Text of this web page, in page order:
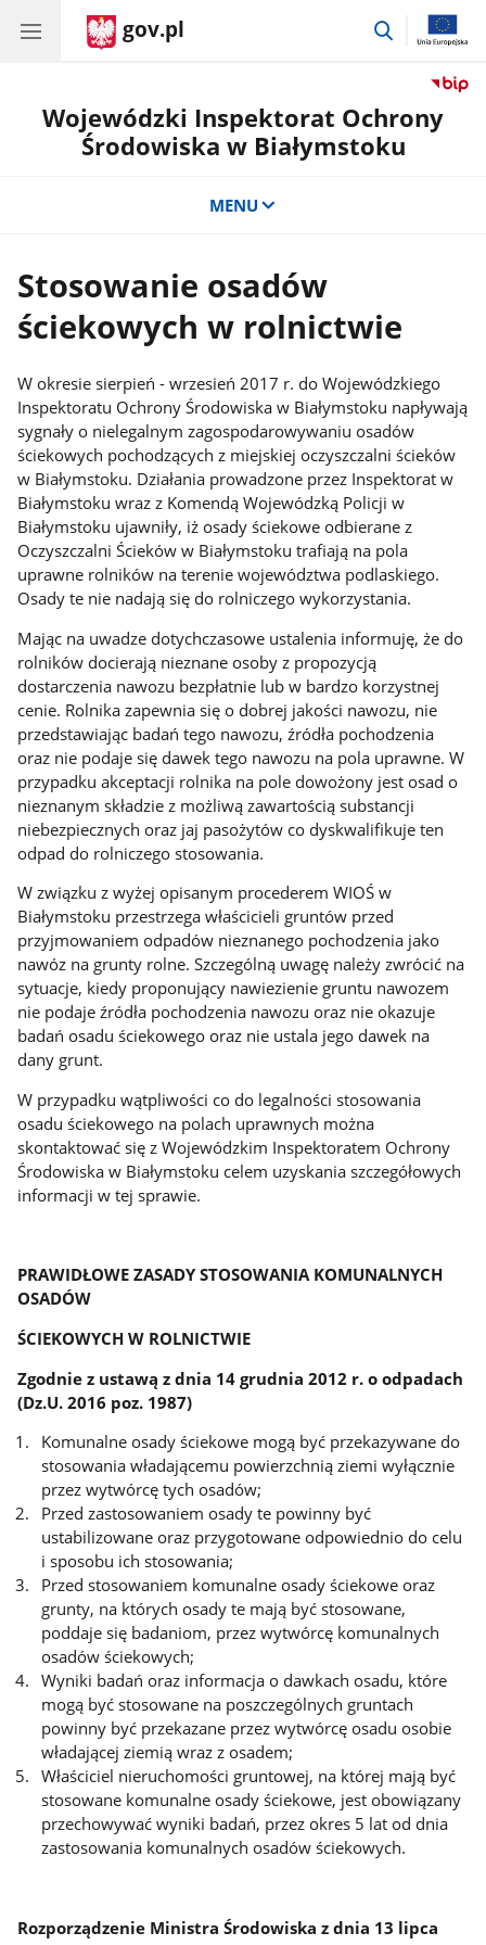
gov.pl
przejdź
Wojewódzki Inspektorat Ochrony
Środowiska w Białymstoku
MENU
Stosowanie osadów
ściekowych w rolnictwie
W okresie sierpień - wrzesień 2017 r. do Wojewódzkiego
Inspektoratu Ochrony Środowiska w Białymstoku napływają
sygnały o nielegalnym zagospodarowywaniu osadów
ściekowych pochodzących z miejskiej oczyszczalni ścieków
w Białymstoku. Działania prowadzone przez Inspektorat w
Białymstoku wraz z Komendą Wojewódzką Policji w
Białymstoku ujawniły, iż osady ściekowe odbierane z
Oczyszczalni Ścieków w Białymstoku trafiają na pola
uprawne rolników na terenie województwa podlaskiego.
Osady te nie nadają się do rolniczego wykorzystania.
Mając na uwadze dotychczasowe ustalenia informuję, że do
rolników docierają nieznane osoby z propozycją
dostarczenia nawozu bezpłatnie lub w bardzo korzystnej
cenie. Rolnika zapewnia się o dobrej jakości nawozu, nie
przedstawiając badań tego nawozu, źródła pochodzenia
oraz nie podaje się dawek tego nawozu na pola uprawne. W
przypadku akceptacji rolnika na pole dowożony jest osad o
nieznanym składzie z możliwą zawartością substancji
niebezpiecznych oraz jaj pasożytów co dyskwalifikuje ten
odpad do rolniczego stosowania.
W związku z wyżej opisanym procederem WIOŚ w
Białymstoku przestrzega właścicieli gruntów przed
przyjmowaniem odpadów nieznanego pochodzenia jako
nawóz na grunty rolne. Szczególną uwagę należy zwrócić na
sytuacje, kiedy proponujący nawiezienie gruntu nawozem
nie podaje źródła pochodzenia nawozu oraz nie okazuje
badań osadu ściekowego oraz nie ustala jego dawek na
dany grunt.
W przypadku wątpliwości co do legalności stosowania
osadu ściekowego na polach uprawnych można
skontaktować się z Wojewódzkim Inspektoratem Ochrony
Środowiska w Białymstoku celem uzyskania szczegółowych
informacji w tej sprawie.
PRAWIDŁOWE ZASADY STOSOWANIA KOMUNALNYCH
OSADÓW
ŚCIEKOWYCH W ROLNICTWIE
Zgodnie z ustawą z dnia 14 grudnia 2012 r. o odpadach
(Dz.U. 2016 poz. 1987)
Komunalne osady ściekowe mogą być przekazywane do
stosowania władającemu powierzchnią ziemi wyłącznie
przez wytwórcę tych osadów;
Przed zastosowaniem osady te powinny być
ustabilizowane oraz przygotowane odpowiednio do celu
i sposobu ich stosowania;
Przed stosowaniem komunalne osady ściekowe oraz
grunty, na których osady te mają być stosowane,
poddaje się badaniom, przez wytwórcę komunalnych
osadów ściekowych;
Wyniki badań oraz informacja o dawkach osadu, które
mogą być stosowane na poszczególnych gruntach
powinny być przekazane przez wytwórcę osadu osobie
władającej ziemią wraz z osadem;
Właściciel nieruchomości gruntowej, na której mają być
stosowane komunalne osady ściekowe, jest obowiązany
przechowywać wyniki badań, przez okres 5 lat od dnia
zastosowania komunalnych osadów ściekowych.
Rozporządzenie Ministra Środowiska z dnia 13 lipca